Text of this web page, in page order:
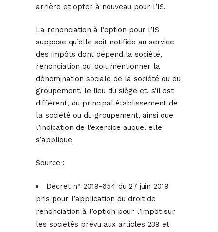
arrière et opter à nouveau pour l’IS.
La renonciation à l’option pour l’IS
suppose qu’elle soit notifiée au service
des impôts dont dépend la société,
renonciation qui doit mentionner la
dénomination sociale de la société ou du
groupement, le lieu du siège et, s’il est
différent, du principal établissement de
la société ou du groupement, ainsi que
l’indication de l’exercice auquel elle
s’applique.
Source :
Décret n° 2019-654 du 27 juin 2019
pris pour l’application du droit de
renonciation à l’option pour l’impôt sur
les sociétés prévu aux articles 239 et